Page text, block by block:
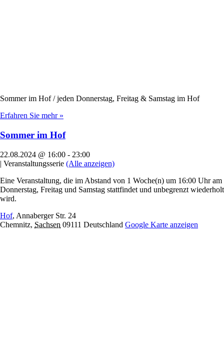
Sommer im Hof / jeden Donnerstag, Freitag & Samstag im Hof
Erfahren Sie mehr »
Sommer im Hof
22.08.2024 @ 16:00 - 23:00
| Veranstaltungsserie (Alle anzeigen)
Eine Veranstaltung, die im Abstand von 1 Woche(n) um 16:00 Uhr am
Donnerstag, Freitag und Samstag stattfindet und unbegrenzt wiederholt
wird.
Hof, Annaberger Str. 24
Chemnitz, Sachsen 09111 Deutschland Google Karte anzeigen